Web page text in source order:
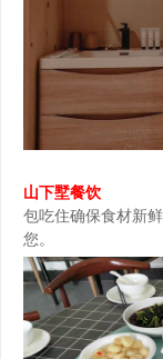
山下墅餐饮
包吃住确保食材新
您。